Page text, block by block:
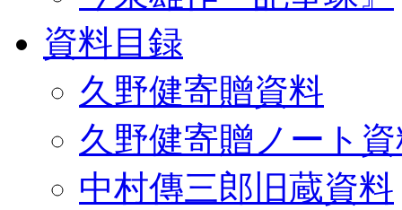
資料目録
久野健寄贈資料
久野健寄贈ノート
中村傳三郎旧蔵資料